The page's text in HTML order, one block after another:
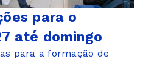
para o
até domingo
para a formação de